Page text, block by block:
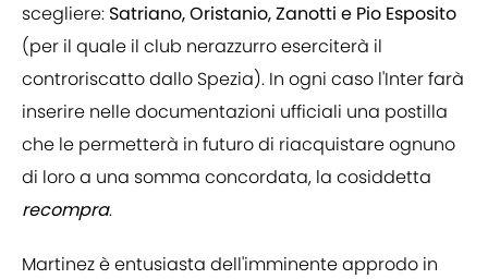
scegliere: Satriano, Oristanio, Zanotti e Pio Esposito
(per il quale il club nerazzurro eserciterà il
controriscatto dallo Spezia). In ogni caso l'Inter farà
inserire nelle documentazioni ufficiali una postilla
che le permetterà in futuro di riacquistare ognuno
di loro a una somma concordata, la cosiddetta
recompra.
Martinez è entusiasta dell'imminente approdo in